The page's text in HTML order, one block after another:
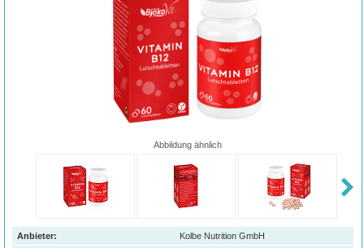
Abbildung ähnlich
Anbieter:
Kolbe Nutrition GmbH